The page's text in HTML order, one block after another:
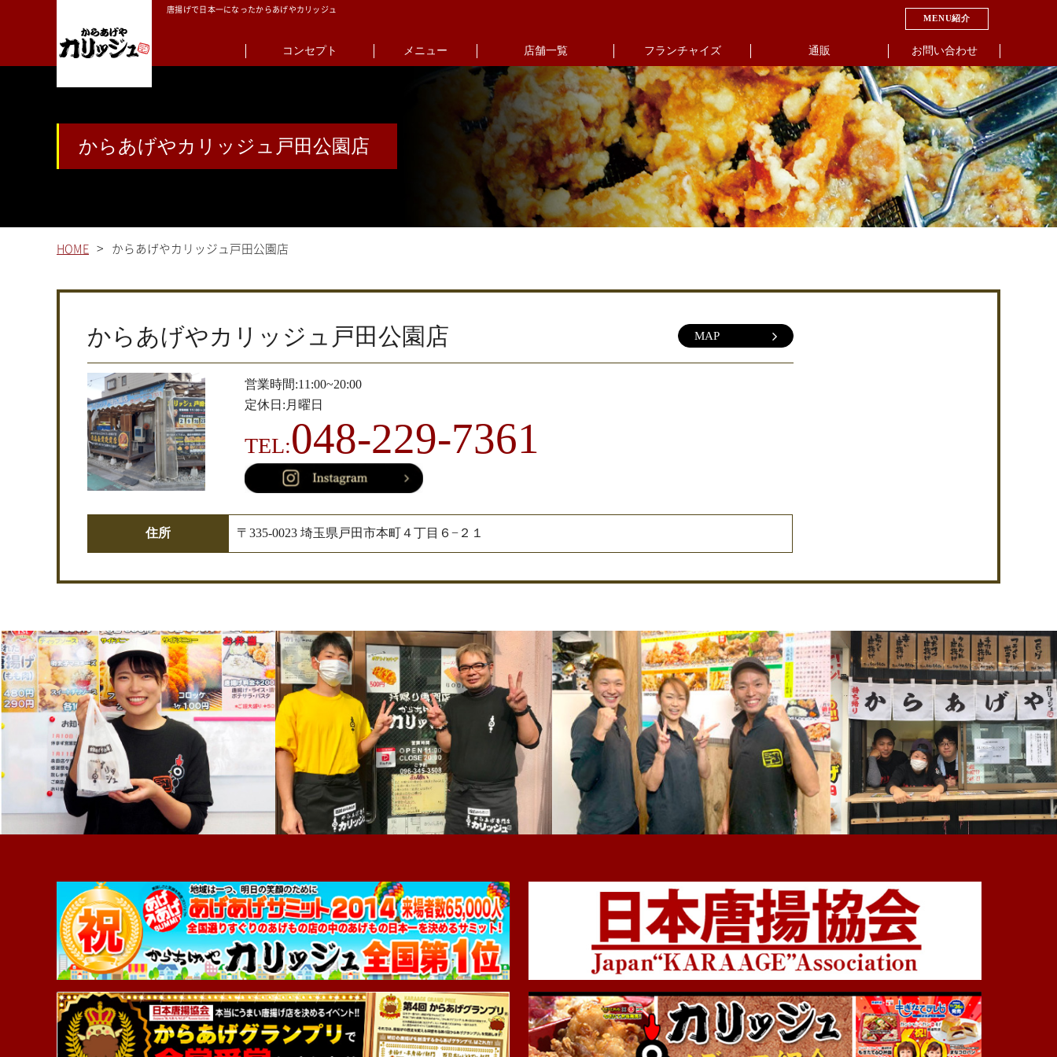
唐揚げで日本一になったからあげやカリッジュ
MENU紹介
コンセプト メニュー 店舗一覧 フランチャイズ 通販 お問い合わせ
からあげやカリッジュ戸田公園店
HOME > からあげやカリッジュ戸田公園店
からあげやカリッジュ戸田公園店 MAP
営業時間:11:00~20:00
定休日:月曜日
TEL:048-229-7361
住所 〒335-0023 埼玉県戸田市本町４丁目６−２１